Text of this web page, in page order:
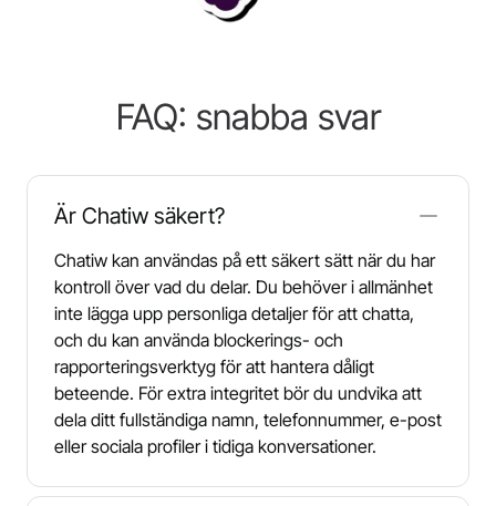
FAQ: snabba svar
Är Chatiw säkert?
Chatiw kan användas på ett säkert sätt när du har
kontroll över vad du delar. Du behöver i allmänhet
inte lägga upp personliga detaljer för att chatta,
och du kan använda blockerings- och
rapporteringsverktyg för att hantera dåligt
beteende. För extra integritet bör du undvika att
dela ditt fullständiga namn, telefonnummer, e-post
eller sociala profiler i tidiga konversationer.